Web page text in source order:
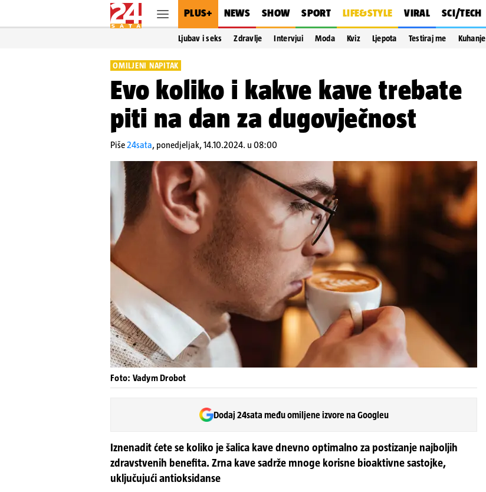
PLUS+ NEWS SHOW SPORT LIFE&STYLE VIRAL SCI/TECH
Ljubav i seks Zdravlje Intervjui Moda Kviz Ljepota Testiraj me Kuhanje
OMILJENI NAPITAK
Evo koliko i kakve kave trebate
piti na dan za dugovječnost
Piše24sata, ponedjeljak, 14.10.2024. u 08:00
Foto: Vadym Drobot
Dodaj 24sata među omiljene izvore na Googleu
Iznenadit ćete se koliko je šalica kave dnevno optimalno za postizanje najboljih
zdravstvenih benefita. Zrna kave sadrže mnoge korisne bioaktivne sastojke,
uključujući antioksidanse